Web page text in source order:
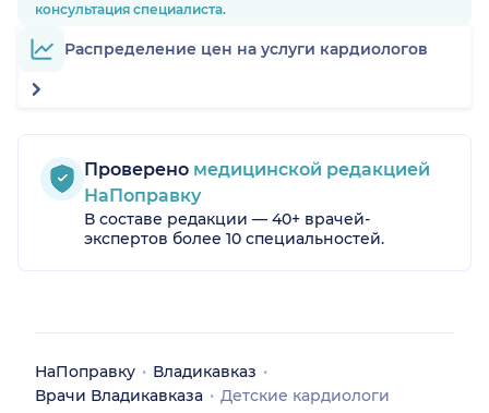
консультация специалиста.
Распределение цен на услуги кардиологов
Проверено медицинской редакцией
НаПоправку
В составе редакции — 40+ врачей-
экспертов более 10 специальностей.
НаПоправку
Владикавказ
Врачи Владикавказа
Детские кардиологи